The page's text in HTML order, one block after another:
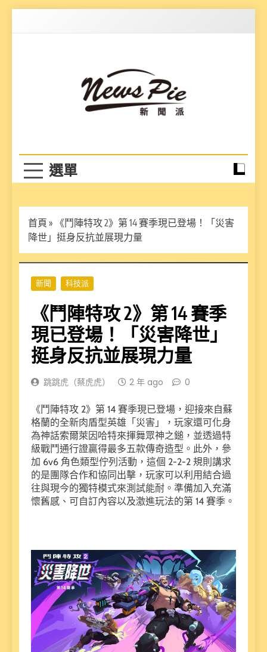
首頁 » 《鬥陣特攻 2》第 14 賽季現已登場！「災害
降世」挺身反抗並展現力量
新聞 科技派
《鬥陣特攻 2》第 14 賽季
現已登場！「災害降世」
挺身反抗並展現力量
跳跳虎（蔡虎虎） 2 年 ago 0
《鬥陣特攻 2》第 14 賽季現已登場，迎接來自蘇
格蘭的全新肉盾型英雄「災害」，玩家還可化身
為神話索爾萊因哈特來揮舞眾神之鎚，並透過特
級戰鬥通行證贏得最多五款傳奇造型。此外，參
加 6v6 角色類型佇列活動，這個 2-2-2 規則講求
的是團隊合作和協同出擊，玩家可以利用結合過
往與現今的獨特模式來測試能耐。準備加入充滿
懷舊感、可自訂內容以及激進玩法的第 14 賽季。